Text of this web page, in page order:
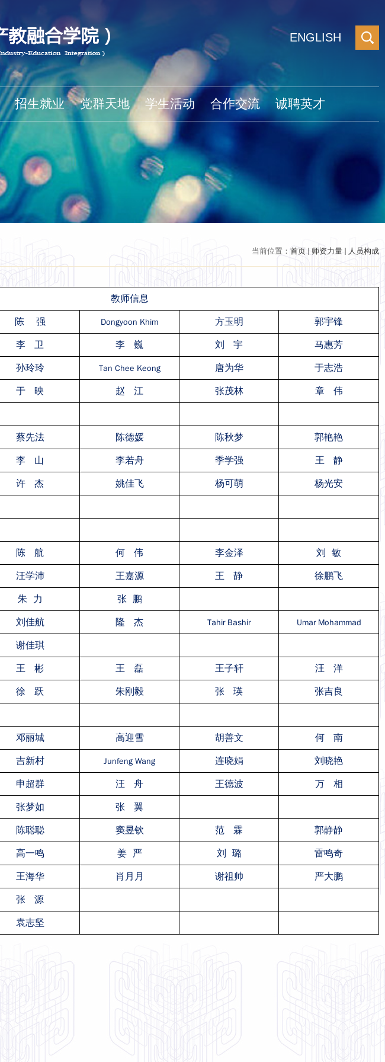
ENGLISH
招生就业 党群天地 学生活动 合作交流 诚聘英才
当前位置： 首页 师资力量 人员构成
教师信息
陈 强 Dongyoon Khim 方玉明
郭宇锋
李 卫 李 巍 刘 宇
马惠芳
孙玲玲 Tan Chee Keong 唐为华
于志浩
于 映 赵 江 张茂林
章 伟
蔡先法 陈德媛 陈秋梦
郭艳艳
李 山 李若舟 季学强
王 静
许 杰 姚佳飞 杨可萌
杨光安
陈 航 何 伟 李金泽
刘 敏
汪学沛 王嘉源 王 静
徐鹏飞
朱 力 张 鹏
刘佳航 隆 杰 Tahir Bashir Umar Mohammad
谢佳琪
王 彬 王 磊 王子轩
汪 洋
徐 跃 朱刚毅 张 瑛
张吉良
邓丽城 高迎雪 胡善文
何 南
吉新村 Junfeng Wang 连晓娟
刘晓艳
申超群 汪 舟 王德波
万 相
张梦如 张 翼
陈聪聪 窦昱钦 范 霖
郭静静
高一鸣 姜 严 刘 璐
雷鸣奇
王海华 肖月月 谢祖帅
严大鹏
张 源
袁志坚